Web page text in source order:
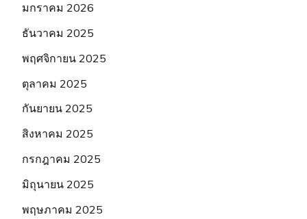
มกราคม 2026
ธันวาคม 2025
พฤศจิกายน 2025
ตุลาคม 2025
กันยายน 2025
สิงหาคม 2025
กรกฎาคม 2025
มิถุนายน 2025
พฤษภาคม 2025